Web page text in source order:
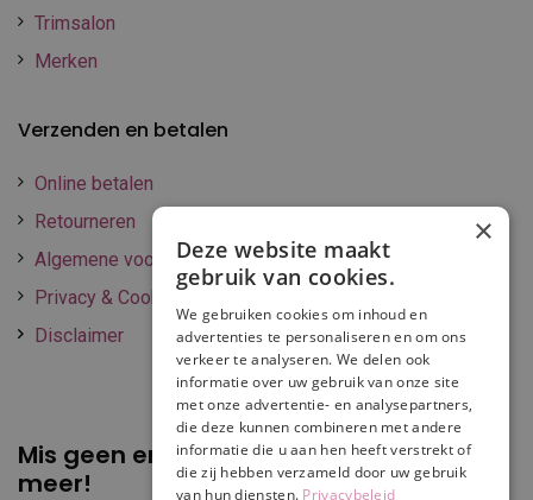
Trimsalon
Merken
Verzenden en betalen
Online betalen
Retourneren
Algemene voorwaarden
Privacy & Cookie policy
Disclaimer
Mis geen enkelepromotie of korting
meer!
×
Deze website maakt
gebruik van cookies.
We gebruiken cookies om inhoud en
advertenties te personaliseren en om ons
verkeer te analyseren. We delen ook
informatie over uw gebruik van onze site
met onze advertentie- en analysepartners,
die deze kunnen combineren met andere
informatie die u aan hen heeft verstrekt of
die zij hebben verzameld door uw gebruik
van hun diensten. Privacybeleid